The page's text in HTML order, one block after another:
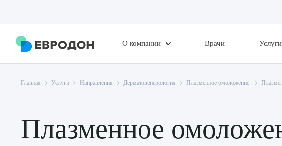
О компании Врачи
Главная Услуги Направления Дерматовенерология Плазменное омоложение
Плазменное